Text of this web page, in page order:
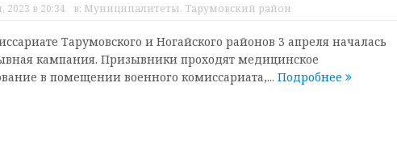
2023 в 20:34 в: Муниципалитеты, Тарумовский район
Тарумовского и Ногайского районов 3 апреля началась
кампания. Призывники проходят медицинское
в помещении военного комиссариата,... Подробнее